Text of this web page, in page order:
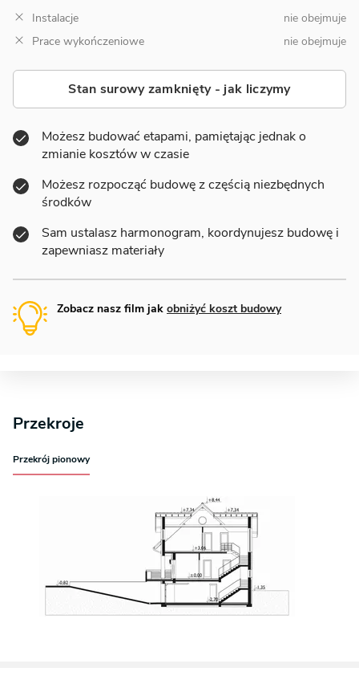
Instalacje
nie obejmuje
Prace wykończeniowe
nie obejmuje
Stan surowy zamknięty - jak liczymy
Możesz budować etapami, pamiętając jednak o
zmianie kosztów w czasie
Możesz rozpocząć budowę z częścią niezbędnych
środków
Sam ustalasz harmonogram, koordynujesz budowę i
zapewniasz materiały
Zobacz nasz film jak obniżyć koszt budowy
Przekroje
Przekrój pionowy